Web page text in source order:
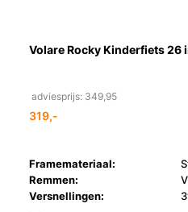
Volare Rocky Kinderfiets 26
adviesprijs: 349,95
319,-
Framemateriaal:
Remmen:
Versnellingen: